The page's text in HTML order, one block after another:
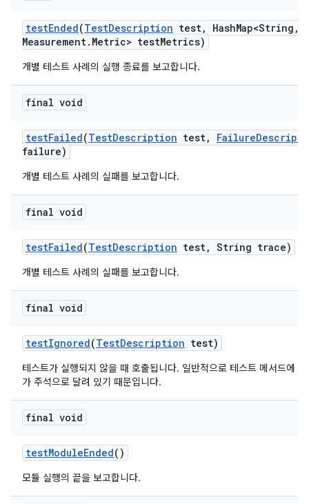
testEnded(TestDescription test, HashMap<String ,
Measurement. Metric> testMetrics)
개별 테스트 사례의 실행 종료를 보고합니다.
final void
testFailed(TestDescription test, Failure
failure)
개별 테스트 사례의 실패를 보고합니다.
final void
testFailed(TestDescription test, String trace)
개별 테스트 사례의 실패를 보고합니다.
final void
testIgnored(TestDescription test)
테스트가 실행되지 않을 때 호출됩니다. 일반적으로 테스트 메서드에
가 주석으로 달려 있기 때문입니다.
final void
testModuleEnded()
모듈 실행의 끝을 보고합니다.